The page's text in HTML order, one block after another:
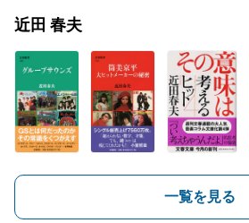
近田 春夫
一覧を見る